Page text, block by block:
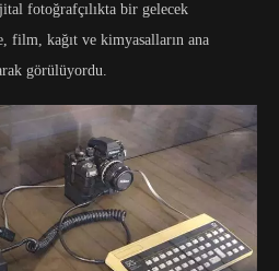
fotoğrafçılıkta bir gelecek
film, kağıt ve kimyasalların ana
görülüyordu.